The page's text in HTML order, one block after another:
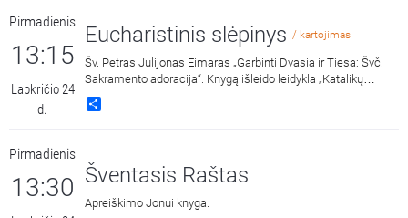
Pirmadienis
13:15
Lapkričio 24
d.
Eucharistinis slėpinys / kartojimas
Šv. Petras Julijonas Eimaras „Garbinti Dvasia ir Tiesa: Švč.
Sakramento adoracija“. Knygą išleido leidykla „Katalikų
pasaulio leidiniai“ 2018 metais. Skaito Vilius Kaminskas.
Pirmadienis
13:30 Šventasis Raštas
Apreiškimo Jonui knyga.